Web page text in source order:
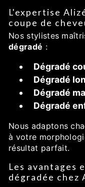
L'expertise
coupe de
Nos stylistes
dégradé :
Dégradé
Dégradé
Dégradé
Dégradé
Nous adaptons
à votre
résultat parfait.
Les avantages
dégradée chez